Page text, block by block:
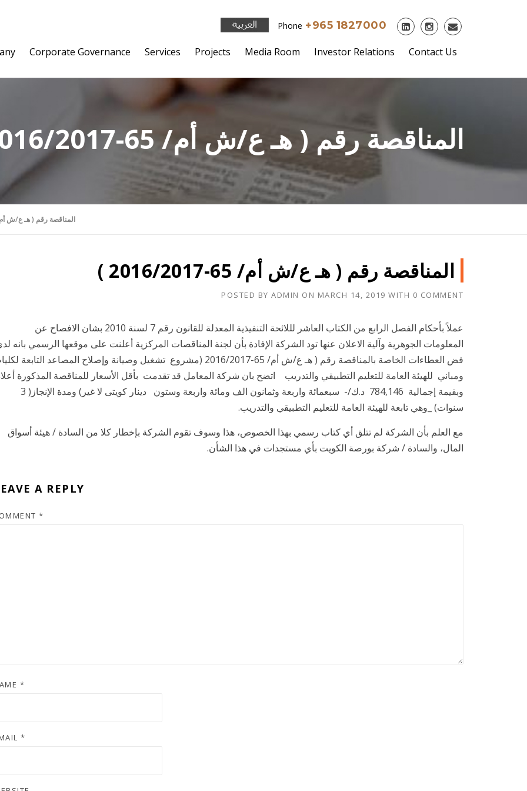
Phone +965 1827000
Corporate Governance Services Projects Media Room Investor Relations Contact Us
المناقصة رقم ( هـ ع/ش أم/ 65-2016/2017 )
المناقصة رقم ( هـ ع/ش أم/ 65-2016/
المناقصة رقم ( هـ ع/ش أم/ 65-2016/2017 )
POSTED BY ADMIN ON MARCH 14, 2019 WITH 0 COMMENT
عملاً بأحكام الفصل الرابع من الكتاب العاشر لللائحة التنفيذية المعدلة للقانون رقم 7 لسنة 2010 بشان الافصاح عن
المعلومات الجوهرية وآلية الاعلان عنها تود الشركة الإفادة بأن لجنة المناقصات المركزية أعلنت على موقعها الرسمي بانه
فض العطاءات الخاصة بالمناقصة رقم ( هـ ع/ش أم/ 65-2016/2017 (مشروع تشغيل وصيانة وإصلاح المصاعد التابعة
ومباني للهيئة العامة للتعليم التطبيقي والتدريب اتضح بان شركة المعامل قد تقدمت بأقل الأسعار للمناقصة المذكورة
وبقيمة إجمالية 784,146 د.ك/- سبعمائة واربعة وثمانون الف ومائة واربعة وستون دينار كويتى لا غير) ومدة الإنجاز( 3
سنوات) _وهي تابعة للهيئة العامة للتعليم التطبيقي والتدريب.
مع العلم بأن الشركة لم تتلق أي كتاب رسمي بهذا الخصوص، هذا وسوف تقوم الشركة بإخطار كلا من السادة / هيئة أسواق
المال، والسادة / شركة بورصة الكويت بأي مستجدات في هذا الشأن.
A REPLY
*
*
*